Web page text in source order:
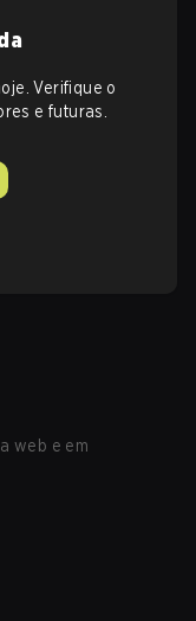
Verifique o
e futuras.
web e em